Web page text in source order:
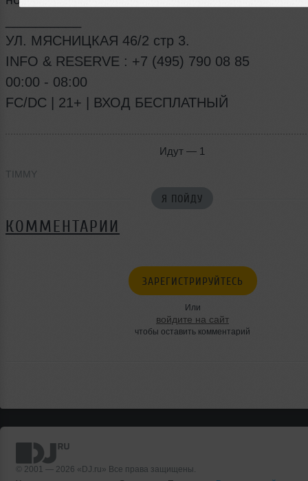
УЛ. МЯСНИЦКАЯ 46/2 стр 3.
INFO & RESERVE : +7 (495) 790 08 85
00:00 - 08:00
FC/DC | 21+ | ВХОД БЕСПЛАТНЫЙ
Идут — 1
TIMMY
Я ПОЙДУ
КОММЕНТАРИИ
ЗАРЕГИСТРИРУЙТЕСЬ
Или
войдите на сайт
чтобы оставить комментарий
© 2001 — 2026 «DJ.ru» Все права защищены.